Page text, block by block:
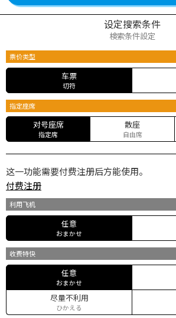
设定搜索条件
検索条件設定
票价类型
车票
切符
指定座席
对号座席
指定席
散座
自由席
这一功能需要付费注册后方能使用。
付费注册
利用飞机
任意
おまかせ
收费特快
任意
おまかせ
尽量不利用
ひかえる